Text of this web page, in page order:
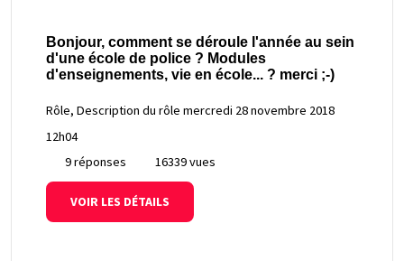
Bonjour, comment se déroule l'année au sein
d'une école de police ? Modules
d'enseignements, vie en école... ? merci ;-)
Rôle, Description du rôle mercredi 28 novembre 2018
12h04
9 réponses
16339 vues
VOIR LES DÉTAILS